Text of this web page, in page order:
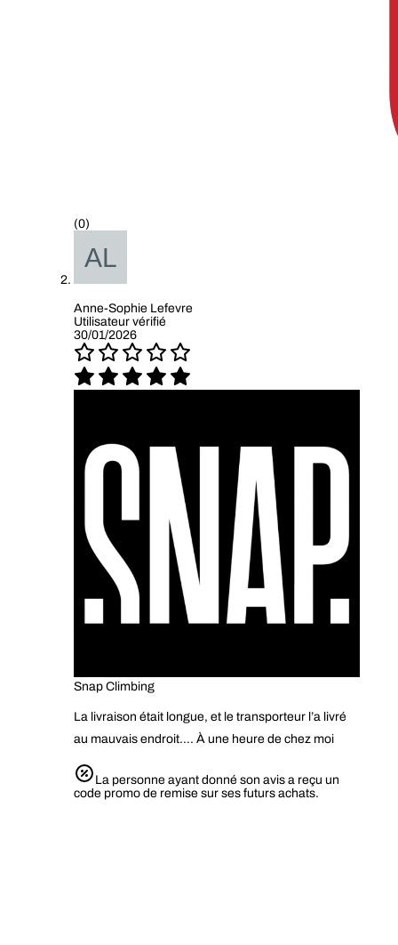
(0)
Anne-Sophie Lefevre
Utilisateur vérifié
30/01/2026
Snap Climbing
La livraison était longue, et le transporteur l’a livré
au mauvais endroit…. À une heure de chez moi
La personne ayant donné son avis a reçu un
code promo de remise sur ses futurs achats.